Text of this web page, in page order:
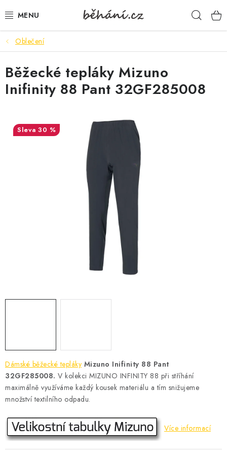
na
BOTY PÁNSKÉ
BOTY DÁMSKÉ
PÁNSKÉ OBLEČENÍ
DÁMSKÉ OBLEČENÍ
MEGA SLEVY
NOVINKY
NOVINKY INOV-8
Oblečení
Dámské běžecké tepláky Mizuno Inifinity 88 Pant
32GF285008. V kolekci MIZUNO INFINITY 88 při stříhání
maximálně využíváme každý kousek materiálu a tím snižujeme
množství textilního odpadu.
Více informací
Běžecké tepláky Mizuno
Inifinity 88 Pant 32GF285008
30 %